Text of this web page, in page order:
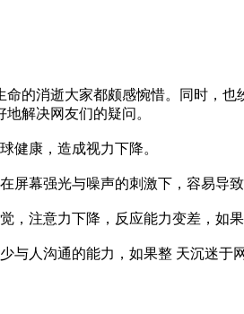
消逝大家都颇感惋惜。同时，也
解决网友们的疑问。
康，造成视力下降。
强光与噪声的刺激下，容易导致
意力下降，反应能力变差，如果
沟通的能力，如果整 天沉迷于